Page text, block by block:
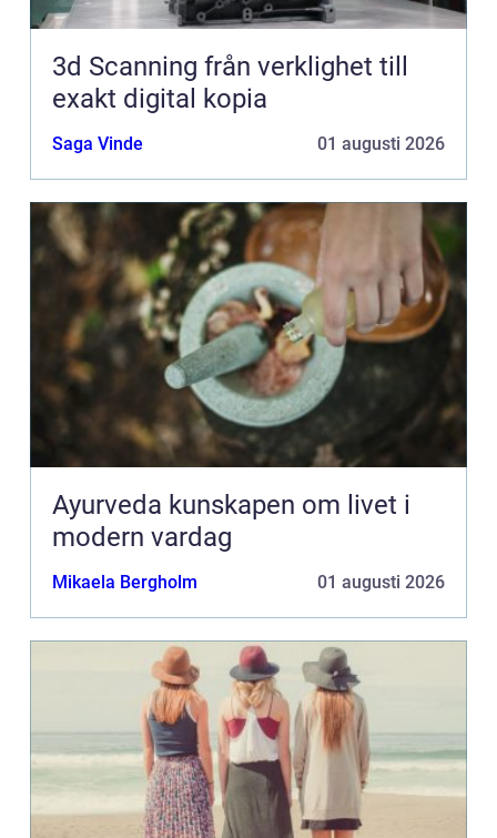
3d Scanning från verklighet till
exakt digital kopia
Saga Vinde 01 augusti 2026
Ayurveda kunskapen om livet i
modern vardag
Mikaela Bergholm 01 augusti 2026